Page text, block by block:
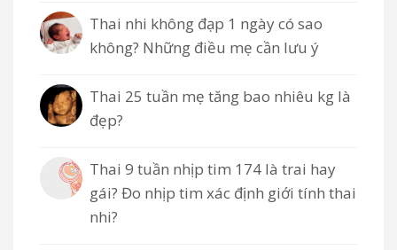
Thai nhi không đạp 1 ngày có sao
không? Những điều mẹ cần lưu ý
Thai 25 tuần mẹ tăng bao nhiêu kg là
đẹp?
Thai 9 tuần nhịp tim 174 là trai hay
gái? Đo nhịp tim xác định giới tính thai
nhi?